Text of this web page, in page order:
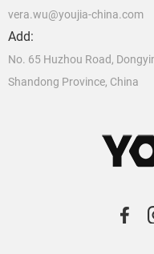
vera.wu@youjia-china.com
Add:
No. 65 Huzhou Road,
Shandong Province, China